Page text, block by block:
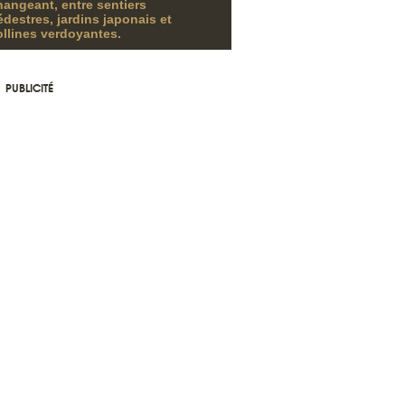
entre sentiers
jardins japonais et
verdoyantes.
PUBLICITÉ